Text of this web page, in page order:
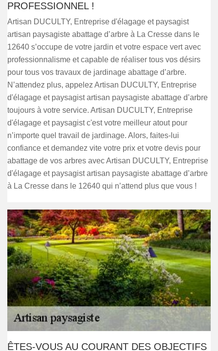
PROFESSIONNEL !
Artisan DUCULTY, Entreprise d'élagage et paysagist
artisan paysagiste abattage d’arbre à La Cresse dans le
12640 s’occupe de votre jardin et votre espace vert avec
professionnalisme et capable de réaliser tous vos désirs
pour tous vos travaux de jardinage abattage d’arbre.
N’attendez plus, appelez Artisan DUCULTY, Entreprise
d'élagage et paysagist artisan paysagiste abattage d’arbre
toujours à votre service. Artisan DUCULTY, Entreprise
d'élagage et paysagist c'est votre meilleur atout pour
n’importe quel travail de jardinage. Alors, faites-lui
confiance et demandez vite votre prix et votre devis pour
abattage de vos arbres avec Artisan DUCULTY, Entreprise
d'élagage et paysagist artisan paysagiste abattage d’arbre
à La Cresse dans le 12640 qui n’attend plus que vous !
ÊTES-VOUS AU COURANT DES OBJECTIFS